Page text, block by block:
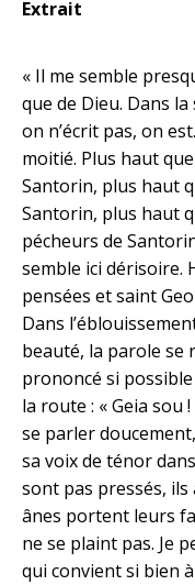
Extrait
« Il me semble
que de Dieu. Dans
on n’écrit pas, on
moitié. Plus haut
Santorin, plus haut
Santorin, plus haut
pécheurs de
semble ici dérisoire.
pensées et saint
Dans
beauté, la parole se
prononcé si
la route : « Geia
se parler
sa voix de ténor
sont pas pressés, ils
ânes portent leurs
ne se plaint pas. Je
qui convient si bien